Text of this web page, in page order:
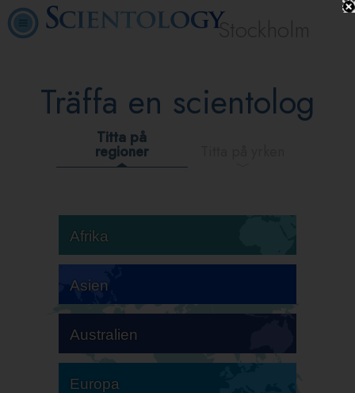
Stockholm
Träffa en scientolog
Titta på
regioner
Afrika
Asien
Australien
Europa